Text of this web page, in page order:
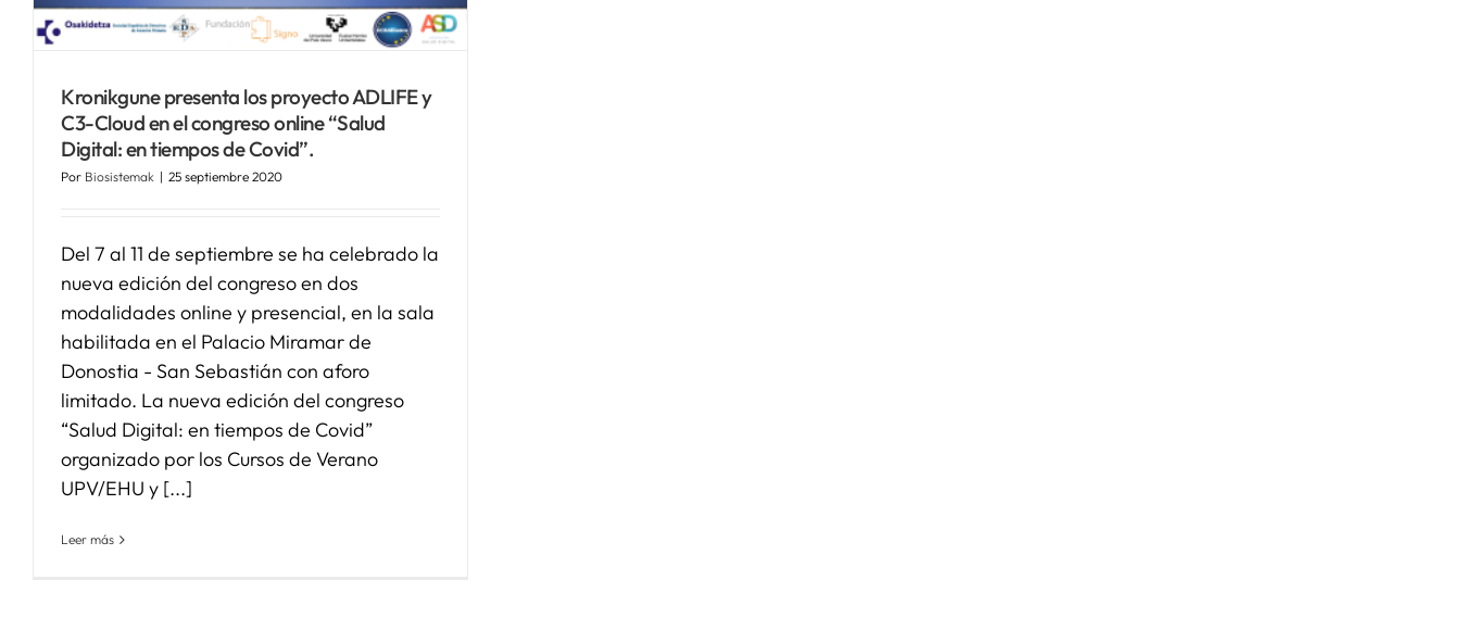
Kronikgune presenta los proyecto ADLIFE y
C3-Cloud en el congreso online “Salud
Digital: en tiempos de Covid”.
Por Biosistemak | 25 septiembre 2020
Del 7 al 11 de septiembre se ha celebrado la
nueva edición del congreso en dos
modalidades online y presencial, en la sala
habilitada en el Palacio Miramar de
Donostia - San Sebastián con aforo
limitado. La nueva edición del congreso
“Salud Digital: en tiempos de Covid”
organizado por los Cursos de Verano
UPV/EHU y [...]
Leer más